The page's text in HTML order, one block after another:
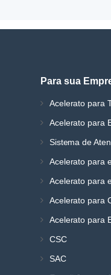
Para sua
Acelerato para
Acelerato para
Sistema de
Acelerato para
Acelerato para
Acelerato para
Acelerato para
CSC
SAC